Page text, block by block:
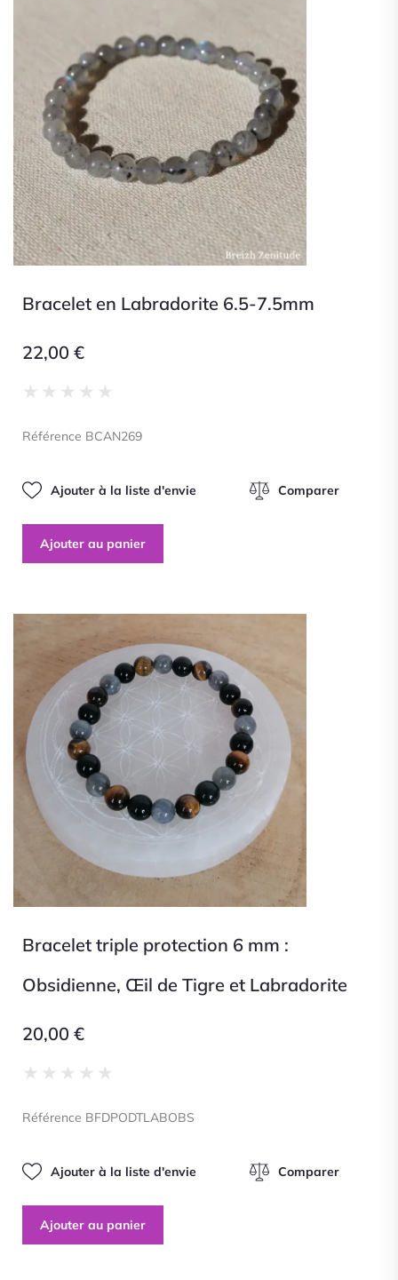
Bracelet en Labradorite 6.5-7.5mm
22,00 €
★ ★ ★ ★ ★
5
Référence BCAN269
Ajouter à la liste d'envie Comparer
Ajouter au panier
Bracelet triple protection 6 mm :
Obsidienne, Œil de Tigre et Labradorite
20,00 €
★ ★ ★ ★ ★
5
Référence BFDPODTLABOBS
Ajouter à la liste d'envie Comparer
Ajouter au panier